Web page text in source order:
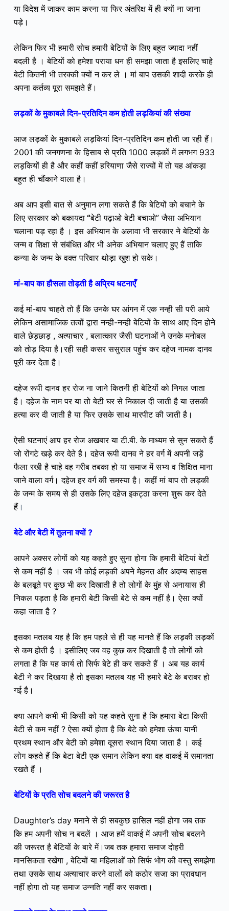
या विदेश में जाकर काम करना या फिर अंतरिक्ष में ही क्यों ना जाना
पड़े।
लेकिन फिर भी हमारी सोच हमारी बेटियों के लिए बहुत ज्यादा नहीं
बदली है । बेटियों को हमेशा पराया धन ही समझा जाता है इसलिए चाहे
बेटी कितनी भी तरक्की क्यों न कर ले । मां बाप उसकी शादी करके ही
अपना कर्तव्य पूरा समझते हैं।
लड़कों के मुकाबले दिन-प्रतिदिन कम होती लड़कियां की संख्या
आज लड़कों के मुकाबले लड़कियां दिन-प्रतिदिन कम होती जा रही हैं।
2001 की जनगणना के हिसाब से प्रति 1000 लड़कों में लगभग 933
लड़कियों ही है और कहीं कहीं हरियाणा जैसे राज्यों में तो यह आंकड़ा
बहुत ही चौंकाने वाला है।
अब आप इसी बात से अनुमान लगा सकते हैं कि बेटियों को बचाने के
लिए सरकार को बकायदा“बेटी पढ़ाओ बेटी बचाओ” जैसा अभियान
चलाना पड़ रहा है । इस अभियान के अलावा भी सरकार ने बेटियों के
जन्म व शिक्षा से संबंधित और भी अनेक अभियान चलाए हुए हैं ताकि
कन्या के जन्म के वक्त परिवार थोड़ा खुश हो सके।
मां-बाप का हौसला तोड़ती है अप्रिय धटनाएँ
कई मां-बाप चाहते तो हैं कि उनके घर आंगन में एक नन्ही सी परी आये
लेकिन असामाजिक तत्वोंं द्वारा नन्ही-नन्ही बेटियों के साथ आए दिन होने
वाले छेड़छाड़ , अत्याचार , बलात्कार जैसी घटनाओं ने उनके मनोबल
को तोड़ दिया है।रही सही कसर ससुराल पहुंच कर दहेज नामक दानव
पूरी कर देता है।
दहेज रूपी दानव हर रोज ना जाने कितनी ही बेटियों को निगल जाता
है। दहेज के नाम पर या तो बेटी घर से निकाल दी जाती है या उसकी
हत्या कर दी जाती है या फिर उसके साथ मारपीट की जाती है।
ऐसी घटनाएं आप हर रोज अखबार या टी.बी. के माध्यम से सुन सकते हैं
जो रोंगटे खड़े कर देते है। दहेज रूपी दानव ने हर वर्ग में अपनी जड़ें
फैला रखी है चाहे वह गरीब तबका हो या समाज में सभ्य व शिक्षित माना
जाने वाला वर्ग। दहेज हर वर्ग की समस्या है। कहीं मां बाप तो लड़की
के जन्म के समय से ही उसके लिए दहेज इकट्ठा करना शुरू कर देते
हैं।
बेटे और बेटी में तुलना क्यों ?
आपने अक्सर लोगों को यह कहते हुए सुना होगा कि हमारी बेटियां बेटों
से कम नहीं है । जब भी कोई लड़की अपने मेहनत और अदम्य साहस
के बलबूते पर कुछ भी कर दिखाती है तो लोगों के मुंह से अनायास ही
निकल पड़ता है कि हमारी बेटी किसी बेटे से कम नहीं है। ऐसा क्यों
कहा जाता है ?
इसका मतलब यह है कि हम पहले से ही यह मानते हैं कि लड़की लड़कों
से कम होती है । इसीलिए जब वह कुछ कर दिखाती है तो लोगों को
लगता है कि यह कार्य तो सिर्फ बेटे ही कर सकते हैं । अब यह कार्य
बेटी ने कर दिखाया है तो इसका मतलब यह भी हमारे बेटे के बराबर हो
गई है।
क्या आपने कभी भी किसी को यह कहते सुना है कि हमारा बेटा किसी
बेटी से कम नहीं ? ऐसा क्यों होता है कि बेटे को हमेशा ऊंचा यानी
प्रथम स्थान और बेटी को हमेशा दूसरा स्थान दिया जाता है । कई
लोग कहते हैं कि बेटा बेटी एक समान लेकिन क्या वह वाकई में समानता
रखते हैं ।
बेटियों के प्रति सोच बदलने की जरूरत है
Daughter’s day मनाने से ही सबकुछ हासिल नहीं होगा जब तक
कि हम अपनी सोच न बदलें । आज हमें वाकई में अपनी सोच बदलने
की जरूरत है बेटियों के बारे में।जब तक हमारा समाज दोहरी
मानसिकता रखेगा , बेटियों या महिलाओं को सिर्फ भोग की वस्तु समझेगा
तथा उसके साथ अत्याचार करने वालों को कठोर सजा का प्रावधान
नहीं होगा तो यह समाज उन्नति नहीं कर सकता।